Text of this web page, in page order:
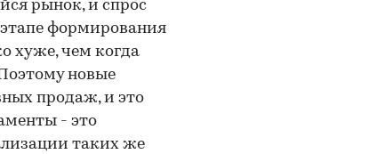
рынок, и спрос
формирования
хуже, чем когда
новые
продаж, и это
- это
таких же